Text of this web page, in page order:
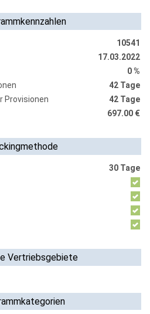
10541
17.03.2022
0 %
42 Tage
Provisionen
42 Tage
697.00 €
30 Tage
Vertriebsgebiete